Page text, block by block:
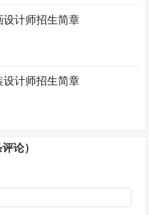
设计师招生简章
设计师招生简章
论）